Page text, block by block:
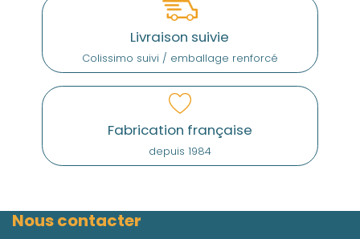
Livraison suivie
Colissimo suivi / emballage renforcé
Fabrication française
depuis 1984
Nous contacter